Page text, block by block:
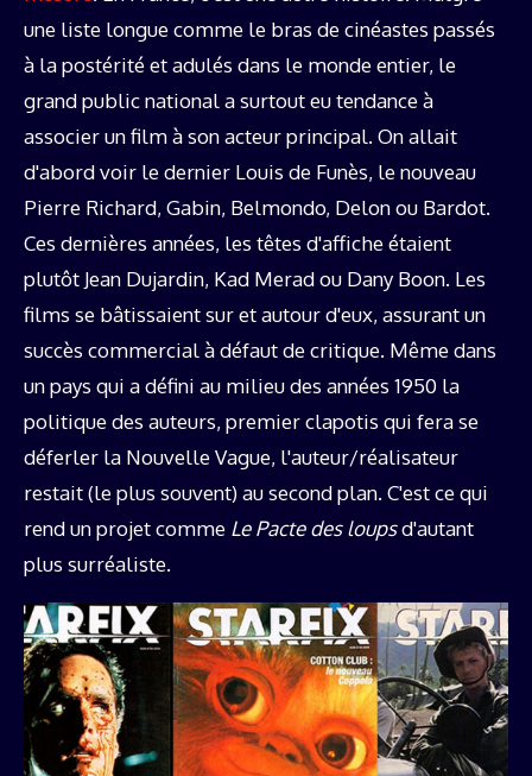
une liste longue comme le bras de cinéastes passés
à la postérité et adulés dans le monde entier, le
grand public national a surtout eu tendance à
associer un film à son acteur principal. On allait
d'abord voir le dernier Louis de Funès, le nouveau
Pierre Richard, Gabin, Belmondo, Delon ou Bardot.
Ces dernières années, les têtes d'affiche étaient
plutôt Jean Dujardin, Kad Merad ou Dany Boon. Les
films se bâtissaient sur et autour d'eux, assurant un
succès commercial à défaut de critique. Même dans
un pays qui a défini au milieu des années 1950 la
politique des auteurs, premier clapotis qui fera se
déferler la Nouvelle Vague, l'auteur/réalisateur
restait (le plus souvent) au second plan. C'est ce qui
rend un projet comme Le Pacte des loupsd'autant
plus surréaliste.